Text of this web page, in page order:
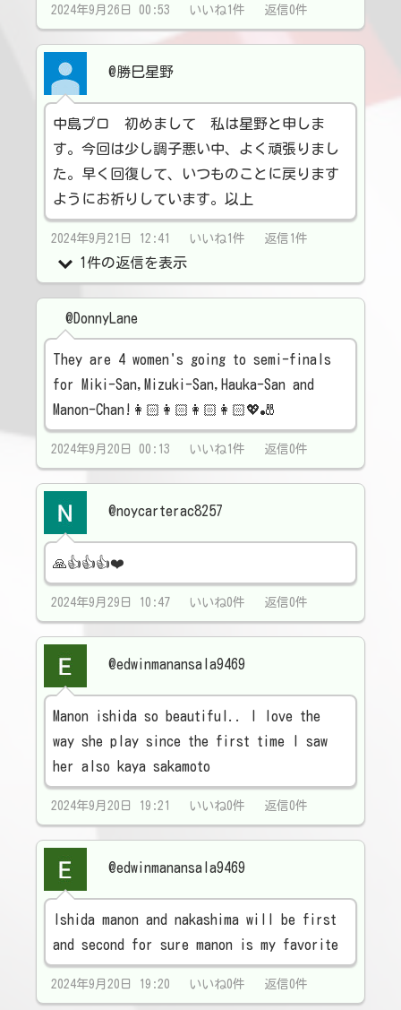
2024年9月26日 00:53 いいね1件 返信0件
@勝巳星野
中島プロ 初めまして 私は星野と申しま
す。今回は少し調子悪い中、よく頑張りまし
た。早く回復して、いつものことに戻ります
ようにお祈りしています。以上
2024年9月21日 12:41 いいね1件 返信1件
1件の返信を表示
@DonnyLane
They are 4 women's going to semi-finals
for Miki-San,Mizuki-San,Hauka-San and
Manon-Chan!👩🏻👩🏻👩🏻👩🏻💖🎳
2024年9月20日 00:13 いいね1件 返信0件
@noycarterac8257
🙏👍👍👍❤️
2024年9月29日 10:47 いいね0件 返信0件
@edwinmanansala9469
Manon ishida so beautiful.. I love the
way she play since the first time I saw
her also kaya sakamoto
2024年9月20日 19:21 いいね0件 返信0件
@edwinmanansala9469
Ishida manon and nakashima will be first
and second for sure manon is my favorite
2024年9月20日 19:20 いいね0件 返信0件